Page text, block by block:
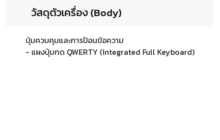
วัสดุตัวเครื่อง (Body)
ปุ่มควบคุมและการป้อนข้อความ
- แผงปุ่มกด QWERTY (Integrated Full Keyboard)